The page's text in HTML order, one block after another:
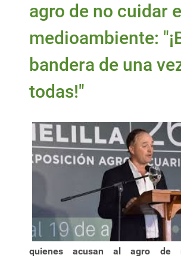
agro de no cuidar el
medioambiente:
bandera de una
todas!"
quienes acusan al agro de